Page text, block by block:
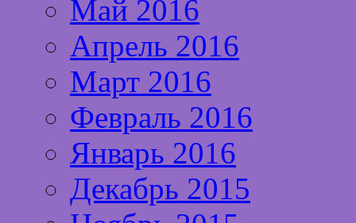
Май 2016
Апрель 2016
Март 2016
Февраль 2016
Январь 2016
Декабрь 2015